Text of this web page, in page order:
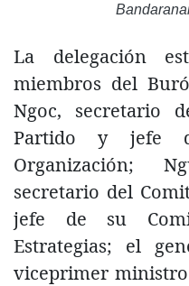
La delegación
miembros del
Ngoc, secretario
Partido y jefe
Organización;
secretario del
jefe de su
Estrategias; el
viceprimer